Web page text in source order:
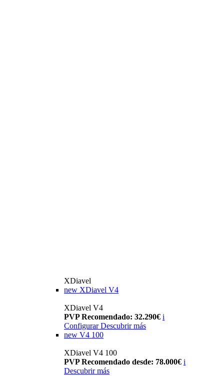
XDiavel
new XDiavel V4
XDiavel V4
PVP Recomendado: 32.290€ i
Configurar Descubrir más
new V4 100
XDiavel V4 100
PVP Recomendado desde: 78.000€ i
Descubrir más